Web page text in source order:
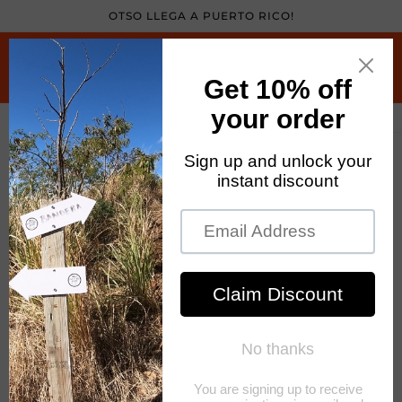
OTSO LLEGA A PUERTO RICO!
Cart
Skip to
product
information